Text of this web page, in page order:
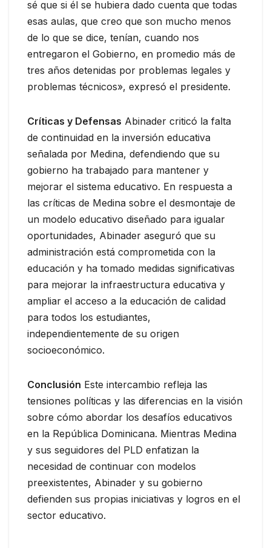
sé que si él se hubiera dado cuenta que todas
esas aulas, que creo que son mucho menos
de lo que se dice, tenían, cuando nos
entregaron el Gobierno, en promedio más de
tres años detenidas por problemas legales y
problemas técnicos», expresó el presidente.
Críticas y Defensas Abinader criticó la falta
de continuidad en la inversión educativa
señalada por Medina, defendiendo que su
gobierno ha trabajado para mantener y
mejorar el sistema educativo. En respuesta a
las críticas de Medina sobre el desmontaje de
un modelo educativo diseñado para igualar
oportunidades, Abinader aseguró que su
administración está comprometida con la
educación y ha tomado medidas significativas
para mejorar la infraestructura educativa y
ampliar el acceso a la educación de calidad
para todos los estudiantes,
independientemente de su origen
socioeconómico.
Conclusión Este intercambio refleja las
tensiones políticas y las diferencias en la visión
sobre cómo abordar los desafíos educativos
en la República Dominicana. Mientras Medina
y sus seguidores del PLD enfatizan la
necesidad de continuar con modelos
preexistentes, Abinader y su gobierno
defienden sus propias iniciativas y logros en el
sector educativo.